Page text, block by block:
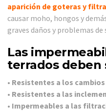
aparición de goteras y
causar moho, hongos y
graves daños y problemas de
Las
terrados deben
• Resistentes a los
• Resistentes a las
• Impermeables a las